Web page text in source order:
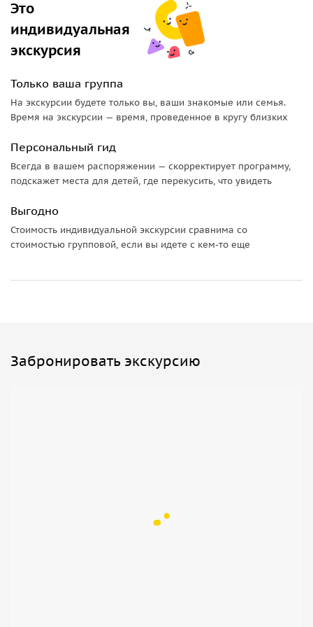
Это
индивидуальная
экскурсия
Только ваша группа
На экскурсии будете только вы, ваши знакомые или семья.
Время на экскурсии — время, проведенное в кругу близких
Персональный гид
Всегда в вашем распоряжении — скорректирует программу,
подскажет места для детей, где перекусить, что увидеть
Выгодно
Стоимость индивидуальной экскурсии сравнима со
стоимостью групповой, если вы идете с кем-то еще
Забронировать экскурсию